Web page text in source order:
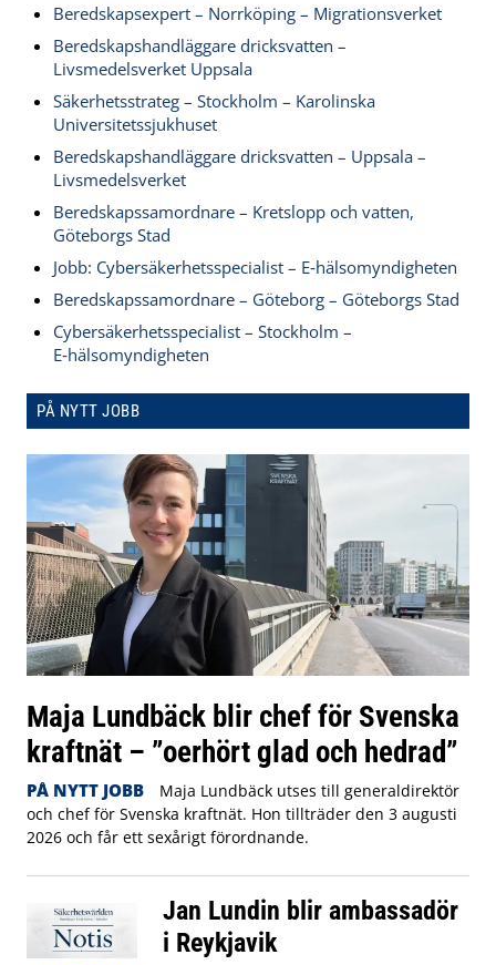
Beredskapsexpert – Norrköping – Migrationsverket
Beredskapshandläggare dricksvatten –
Livsmedelsverket Uppsala
Säkerhetsstrateg – Stockholm – Karolinska
Universitetssjukhuset
Beredskapshandläggare dricksvatten – Uppsala –
Livsmedelsverket
Beredskapssamordnare – Kretslopp och vatten,
Göteborgs Stad
Jobb: Cybersäkerhetsspecialist – E‑hälsomyndigheten
Beredskapssamordnare – Göteborg – Göteborgs Stad
Cybersäkerhetsspecialist – Stockholm –
E‑hälsomyndigheten
PÅ NYTT JOBB
Maja Lundbäck blir chef för Svenska
kraftnät – ”oerhört glad och hedrad”
PÅ NYTT JOBB
Maja Lundbäck utses till generaldirektör
och chef för Svenska kraftnät. Hon tillträder den 3 augusti
2026 och får ett sexårigt förordnande.
Jan Lundin blir ambassadör
i Reykjavik